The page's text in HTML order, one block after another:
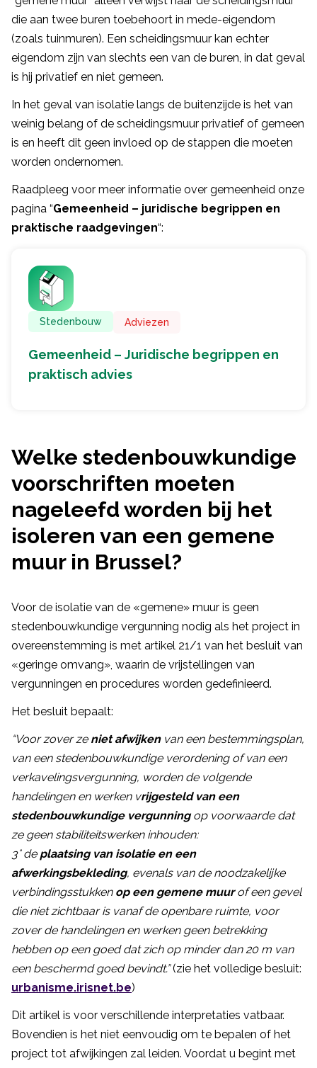
die aan twee buren toebehoort in mede-eigendom
(zoals tuinmuren). Een scheidingsmuur kan echter
eigendom zijn van slechts een van de buren, in dat geval
is hij privatief en niet gemeen.
In het geval van isolatie langs de buitenzijde is het van
weinig belang of de scheidingsmuur privatief of gemeen
is en heeft dit geen invloed op de stappen die moeten
worden ondernomen.
Raadpleeg voor meer informatie over gemeenheid onze
pagina “Gemeenheid – juridische begrippen en
praktische raadgevingen“:
Stedenbouw Adviezen
Gemeenheid – Juridische begrippen en
praktisch advies
Welke stedenbouwkundige
voorschriften moeten
nageleefd worden bij het
isoleren van een gemene
muur in Brussel?
Voor de isolatie van de «gemene» muur is geen
stedenbouwkundige vergunning nodig als het project in
overeenstemming is met artikel 21/1 van het besluit van
«geringe omvang», waarin de vrijstellingen van
vergunningen en procedures worden gedefinieerd.
Het besluit bepaalt:
“Voor zover ze niet afwijkenvan een bestemmingsplan,
van een stedenbouwkundige verordening of van een
verkavelingsvergunning, worden de volgende
handelingen en werken vrijgesteld van een
stedenbouwkundige vergunningop voorwaarde dat
ze geen stabiliteitswerken inhouden:
3° de plaatsing van isolatie en een
afwerkingsbekleding, evenals van de noodzakelijke
verbindingsstukken op een gemene muurof een gevel
die niet zichtbaar is vanaf de openbare ruimte, voor
zover de handelingen en werken geen betrekking
hebben op een goed dat zich op minder dan 20 m van
een beschermd goed bevindt.”(zie het volledige besluit:
urbanisme.irisnet.be)
Dit artikel is voor verschillende interpretaties vatbaar.
Bovendien is het niet eenvoudig om te bepalen of het
project tot afwijkingen zal leiden. Voordat u begint met